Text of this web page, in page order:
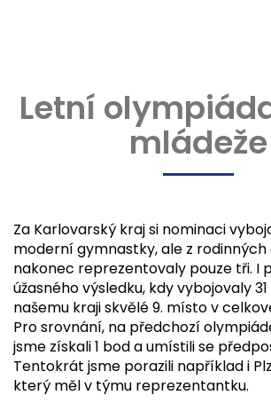
Letní
mládeže
Za Karlovarský kraj si nominaci
moderní gymnastky, ale z rodinných
nakonec reprezentovaly pouze tři. I
úžasného výsledku, kdy vybojovaly
našemu kraji skvělé 9. místo v
Pro srovnání, na předchozí
jsme získali 1 bod a umístili se
Tentokrát jsme porazili například i
který měl v týmu reprezentantku.